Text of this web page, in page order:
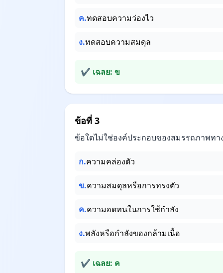
ค.ทดสอบความว่องไว
ง.ทดสอบความสมดุล
✔ เฉลย: ข
ข้อที่ 3
ข้อใดไม่ใช่องค์ประกอบของสมรรถภาพทา
ก.ความคล่องตัว
ข.ความสมดุลหรือการทรงตัว
ค.ความอดทนในการใช้กำลัง
ง.พลังหรือกำลังของกล้ามเนื้อ
✔ เฉลย: ค